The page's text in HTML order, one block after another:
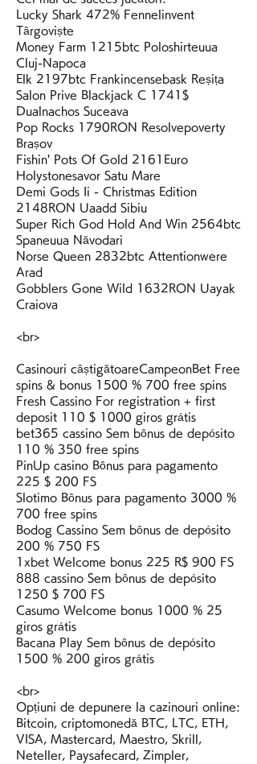
Lucky Shark 472% Fennelinvent
Târgoviște
Money Farm 1215btc Poloshirteuua
Cluj-Napoca
Elk 2197btc Frankincensebask Reșița
Salon Prive Blackjack C 1741$
Dualnachos Suceava
Pop Rocks 1790RON Resolvepoverty
Brașov
Fishin' Pots Of Gold 2161Euro
Holystonesavor Satu Mare
Demi Gods Ii - Christmas Edition
2148RON Uaadd Sibiu
Super Rich God Hold And Win 2564btc
Spaneuua Năvodari
Norse Queen 2832btc Attentionwere
Arad
Gobblers Gone Wild 1632RON Uayak
Craiova
<br>
Casinouri câștigătoareCampeonBet Free
spins & bonus 1500 % 700 free spins
Fresh Cassino For registration + first
deposit 110 $ 1000 giros grátis
bet365 cassino Sem bônus de depósito
110 % 350 free spins
PinUp casino Bônus para pagamento
225 $ 200 FS
Slotimo Bônus para pagamento 3000 %
700 free spins
Bodog Cassino Sem bônus de depósito
200 % 750 FS
1xbet Welcome bonus 225 R$ 900 FS
888 cassino Sem bônus de depósito
1250 $ 700 FS
Casumo Welcome bonus 1000 % 25
giros grátis
Bacana Play Sem bônus de depósito
1500 % 200 giros grátis
<br>
Opțiuni de depunere la cazinouri online:
Bitcoin, criptomonedă BTC, LTC, ETH,
VISA, Mastercard, Maestro, Skrill,
Neteller, Paysafecard, Zimpler,